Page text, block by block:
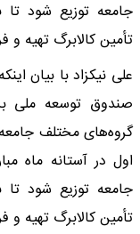
جامعه توزیع شود تا
تأمین کالابرگ تهیه و
علی نیکزاد با بیان
صندوق توسعه ملی
گروه‌های مختلف
اول در آستانه ماه
جامعه توزیع شود تا
تأمین کالابرگ تهیه و